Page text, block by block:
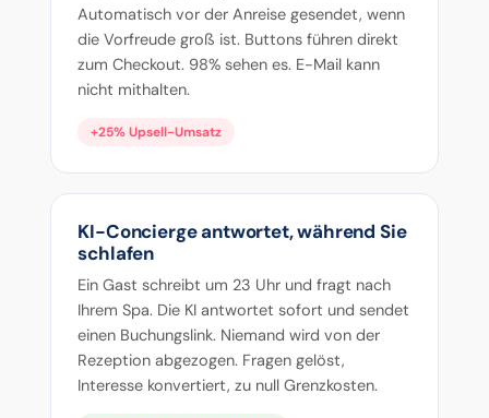
Automatisch vor der Anreise gesendet, wenn
die Vorfreude groß ist. Buttons führen direkt
zum Checkout. 98% sehen es. E-Mail kann
nicht mithalten.
+25% Upsell-Umsatz
KI-Concierge antwortet, während Sie
schlafen
Ein Gast schreibt um 23 Uhr und fragt nach
Ihrem Spa. Die KI antwortet sofort und sendet
einen Buchungslink. Niemand wird von der
Rezeption abgezogen. Fragen gelöst,
Interesse konvertiert, zu null Grenzkosten.